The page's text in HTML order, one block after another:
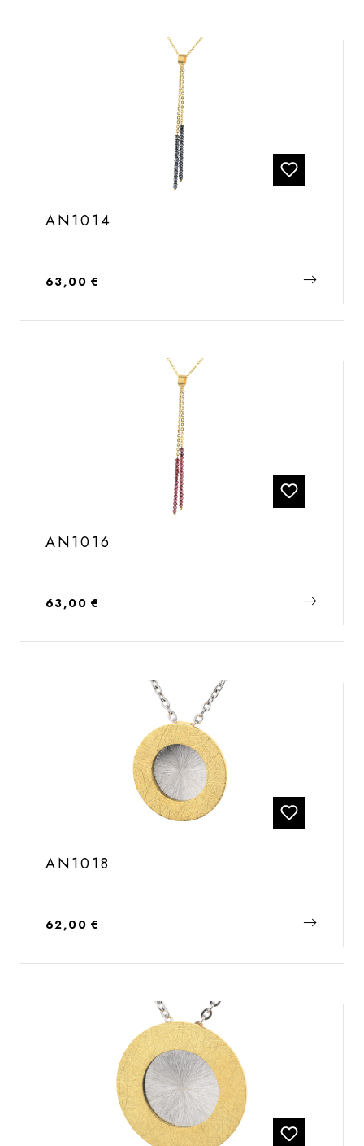
AN1014
Regulärer Preis:
63,00 €
AN1016
Regulärer Preis:
63,00 €
AN1018
Regulärer Preis:
62,00 €